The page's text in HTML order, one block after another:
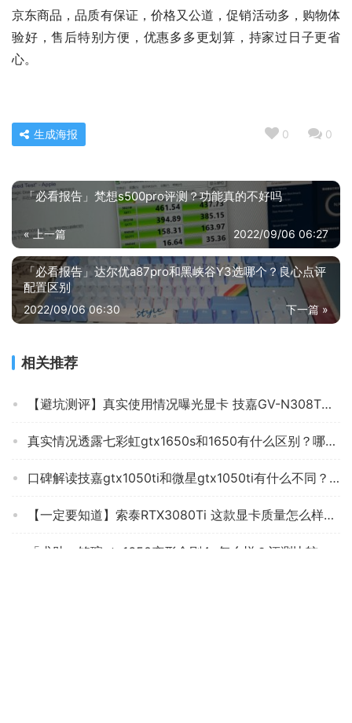
京东商品，品质有保证，价格又公道，促销活动多，购物体
验好，售后特别方便，优惠多多更划算，持家过日子更省
心。
0 0
生成海报
「必看报告」梵想s500pro评测？功能真的不好吗
« 上一篇 2022/09/06 06:27
「必看报告」达尔优a87pro和黑峡谷Y3选哪个？良心点评
配置区别
下一篇 »
2022/09/06 06:30
相关推荐
【避坑测评】真实使用情况曝光显卡 技嘉GV-N308TGAMING OC-12GD 质量怎么样？为什么差？
真实情况透露七彩虹gtx1650s和1650有什么区别？哪款性价比更好
口碑解读技嘉gtx1050ti和微星gtx1050ti有什么不同？哪个更合适
【一定要知道】索泰RTX3080Ti 这款显卡质量怎么样不好？为什么买家这样评价！